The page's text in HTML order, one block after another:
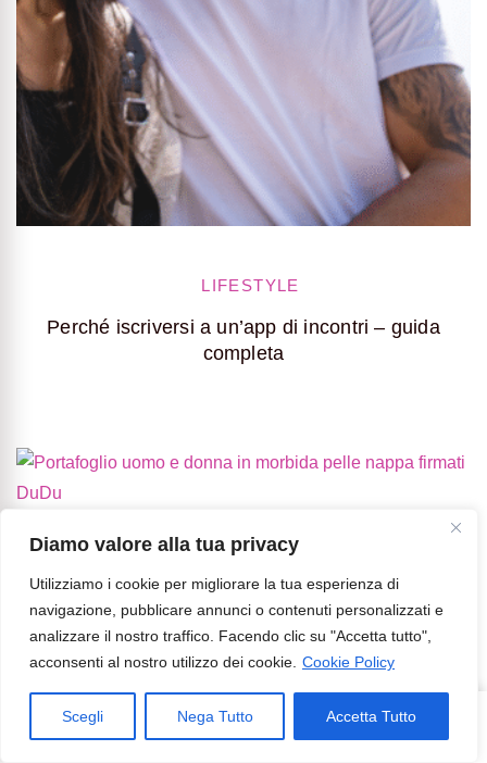
Diamo valore alla tua privacy
Utilizziamo i cookie per migliorare la tua esperienza di
navigazione, pubblicare annunci o contenuti personalizzati e
analizzare il nostro traffico. Facendo clic su "Accetta tutto",
acconsenti al nostro utilizzo dei cookie. Cookie Policy
Scegli Nega Tutto
Accetta Tutto
Share
Leave a Commenton
LIFESTYLE
Perché iscriversi a un’app di incontri – guida
completa
Sciarpe e foulard